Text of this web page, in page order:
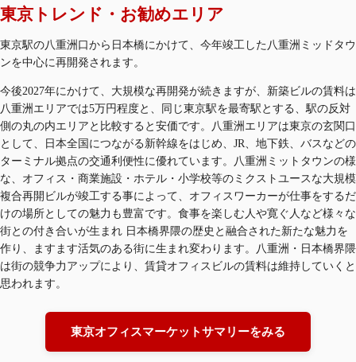
東京トレンド・お勧めエリア
東京駅の八重洲口から日本橋にかけて、今年竣工した八重洲ミッドタウ
ンを中心に再開発されます。​
今後2027年にかけて、大規模な再開発が続きますが、新築ビルの賃料は
八重洲エリアでは5万円程度と、同じ東京駅を最寄駅とする、駅の反対
側の丸の内エリアと比較すると安価です。八重洲エリアは東京の玄関口
として、日本全国につながる新幹線をはじめ、JR、地下鉄、バスなどの
ターミナル拠点の交通利便性に優れています。八重洲ミットタウンの様
な、オフィス・商業施設・ホテル・小学校等のミクストユースな大規模
複合再開ビルが竣工する事によって、オフィスワーカーが仕事をするだ
けの場所としての魅力も豊富です。食事を楽しむ人や寛ぐ人など様々な
街との付き合いが生まれ 日本橋界隈の歴史と融合された新たな魅力を
作り、ますます活気のある街に生まれ変わります。八重洲・日本橋界隈
は街の競争力アップにより、賃貸オフィスビルの賃料は維持していくと
思われます。​
東京オフィスマーケットサマリーをみる